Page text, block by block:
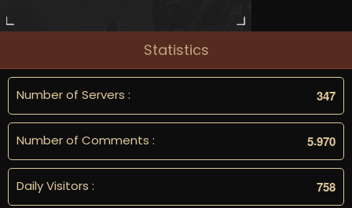
Statistics
Number of Servers : 347
Number of Comments : 5.970
Daily Visitors : 758